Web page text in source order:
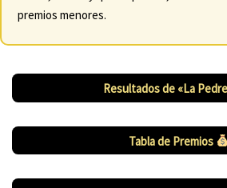
premios menores.
Resultados de «La
Tabla de Premios